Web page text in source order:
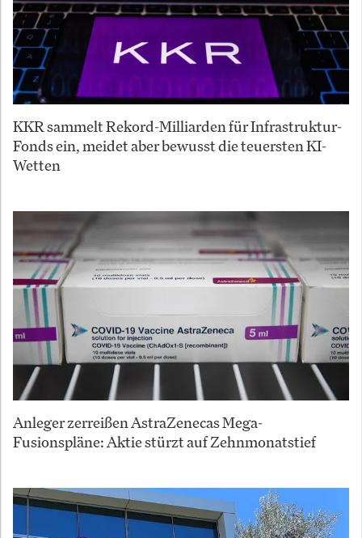
KKR sammelt Rekord-Milliarden für Infrastruktur-
Fonds ein, meidet aber bewusst die teuersten KI-
Wetten
Anleger zerreißen AstraZenecas Mega-
Fusionspläne: Aktie stürzt auf Zehnmonatstief